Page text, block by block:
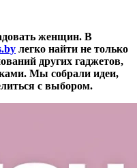
женщин. В
легко найти не только
других гаджетов,
Мы собрали идеи,
с выбором.